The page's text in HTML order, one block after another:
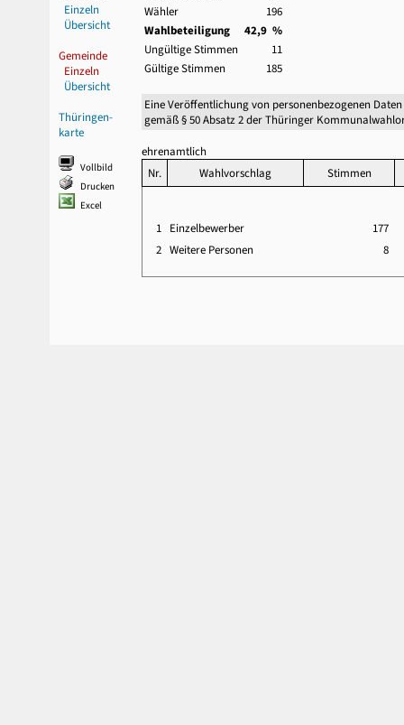
Einzeln
Übersicht
Gemeinde
Einzeln
Übersicht
Thüringen-
karte
Vollbild
Drucken
Excel
Wähler
196
Wahlbeteiligung
42,9 %
Ungültige Stimmen
11
Gültige Stimmen
185
Eine Veröffentlichung von personenbezogenen
gemäß § 50 Absatz 2 der Thüringer
ehrenamtlich
Nr.
Wahlvorschlag Stimmen
1 Einzelbewerber
177
2 Weitere Personen 8